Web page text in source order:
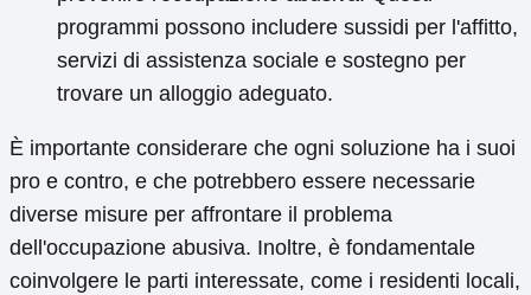
programmi possono includere sussidi per l'affitto,
servizi di assistenza sociale e sostegno per
trovare un alloggio adeguato.
È importante considerare che ogni soluzione ha i suoi
pro e contro, e che potrebbero essere necessarie
diverse misure per affrontare il problema
dell'occupazione abusiva. Inoltre, è fondamentale
coinvolgere le parti interessate, come i residenti locali,